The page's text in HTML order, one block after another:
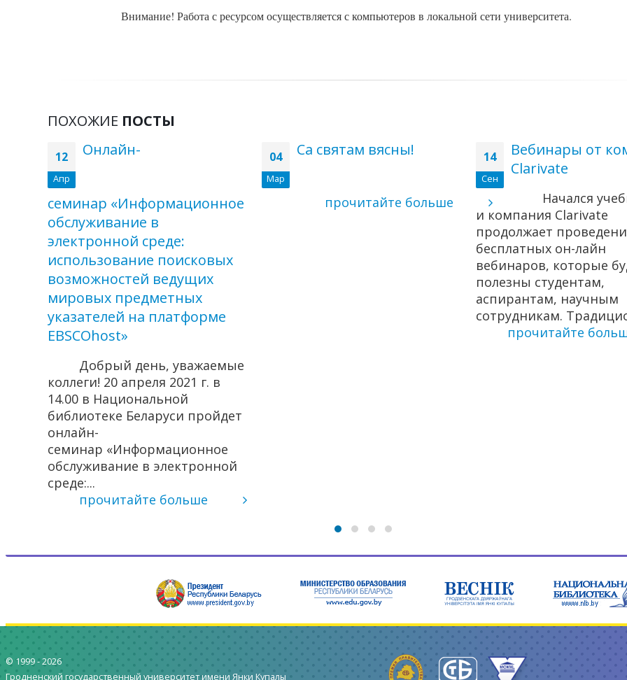
Внимание! Работа с ресурсом осуществляется с компьютеров в локальной сети университета.
ПОХОЖИЕ ПОСТЫ
12
Апр
Онлайн-
семинар «Информационное
обслуживание в
электронной среде:
использование поисковых
возможностей ведущих
мировых предметных
указателей на платформе
EBSCOhost»
Добрый день, уважаемые
коллеги! 20 апреля 2021 г. в
14.00 в Национальной
библиотеке Беларуси пройдет
онлайн-
семинар «Информационное
обслуживание в электронной
среде:...
прочитайте больше
04
Мар
Са святам вясны!
прочитайте больше
14
Сен
Вебинары от
Clarivate
Начался
и компания Clarivate
продолжает
бесплатных он-лайн
вебинаров, которые
полезны студентам,
аспирантам, научным
сотрудникам.
прочитайте
© 1999 -2026
Гродненский государственный университет имени Янки Купалы